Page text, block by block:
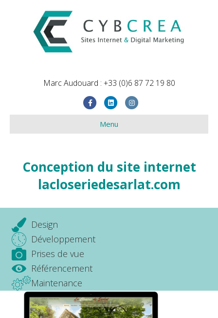
Marc Audouard : +33 (0)6 87 72 19 80
FacebookLinkedinInstagram
Menu
Conception du site internet
lacloseriedesarlat.com
Design
Développement
Prises de vue
Référencement
Maintenance